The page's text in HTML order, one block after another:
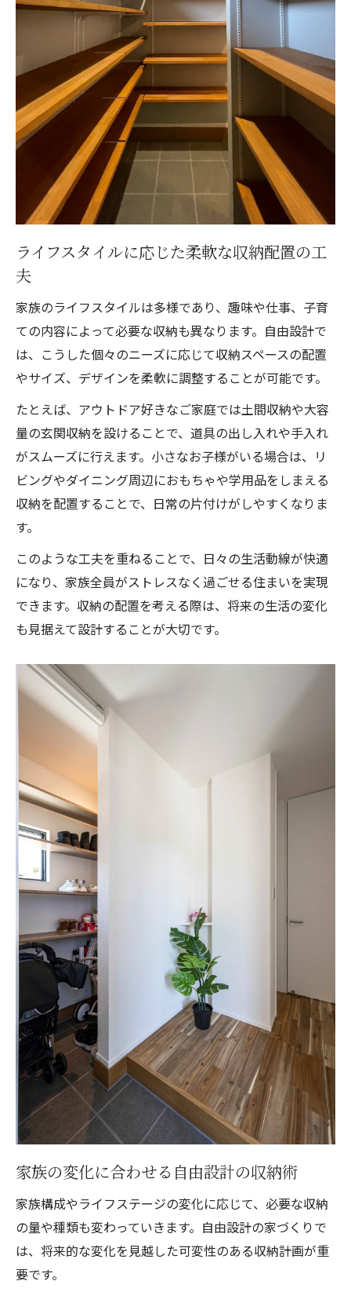
ライフスタイルに応じた柔軟な収納配置の工
夫
家族のライフスタイルは多様であり、趣味や仕事、子育
ての内容によって必要な収納も異なります。自由設計で
は、こうした個々のニーズに応じて収納スペースの配置
やサイズ、デザインを柔軟に調整することが可能です。
たとえば、アウトドア好きなご家庭では土間収納や大容
量の玄関収納を設けることで、道具の出し入れや手入れ
がスムーズに行えます。小さなお子様がいる場合は、リ
ビングやダイニング周辺におもちゃや学用品をしまえる
収納を配置することで、日常の片付けがしやすくなりま
す。
このような工夫を重ねることで、日々の生活動線が快適
になり、家族全員がストレスなく過ごせる住まいを実現
できます。収納の配置を考える際は、将来の生活の変化
も見据えて設計することが大切です。
家族の変化に合わせる自由設計の収納術
家族構成やライフステージの変化に応じて、必要な収納
の量や種類も変わっていきます。自由設計の家づくりで
は、将来的な変化を見越した可変性のある収納計画が重
要です。